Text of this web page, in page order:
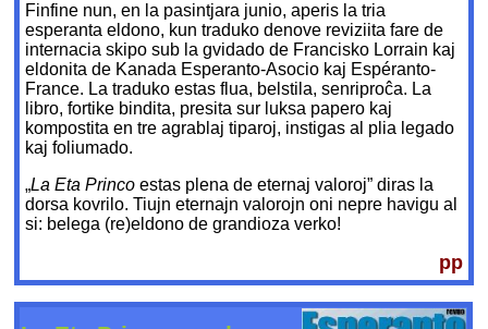
Finfine nun, en la pasintjara junio, aperis la tria
esperanta eldono, kun traduko denove reviziita fare de
internacia skipo sub la gvidado de Francisko Lorrain kaj
eldonita de Kanada Esperanto-Asocio kaj Espéranto-
France. La traduko estas flua, belstila, senriproĉa. La
libro, fortike bindita, presita sur luksa papero kaj
kompostita en tre agrablaj tiparoj, instigas al plia legado
kaj foliumado.
„La Eta Princo estas plena de eternaj valoroj” diras la
dorsa kovrilo. Tiujn eternajn valorojn oni nepre havigu al
si: belega (re)eldono de grandioza verko!
pp